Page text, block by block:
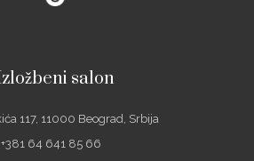
salon
117, 11000 Beograd, Srbija
+381 64 641 85 66